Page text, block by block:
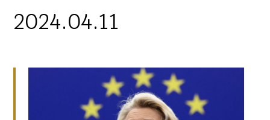
2024.04.11